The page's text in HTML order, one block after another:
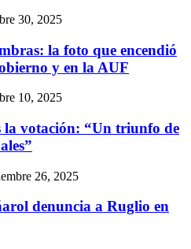
30, 2025
la foto que encendió
y en la AUF
10, 2025
la votación: “Un triunfo de
26, 2025
denuncia a Ruglio en